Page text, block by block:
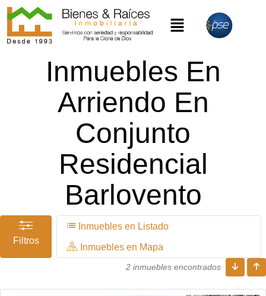
Inmuebles En
Arriendo En
Conjunto
Residencial
Barlovento
Filtros
Inmuebles en Listado
Inmuebles en Mapa
2 inmuebles encontrados